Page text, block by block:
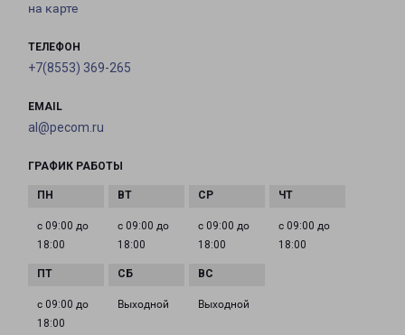
на карте
ТЕЛЕФОН
+7(8553) 369-265
EMAIL
al@pecom.ru
ГРАФИК РАБОТЫ
с 09:00 до
18:00
с 09:00 до
18:00
с 09:00 до
18:00
с 09:00 до
18:00
с 09:00 до
18:00
Выходной Выходной